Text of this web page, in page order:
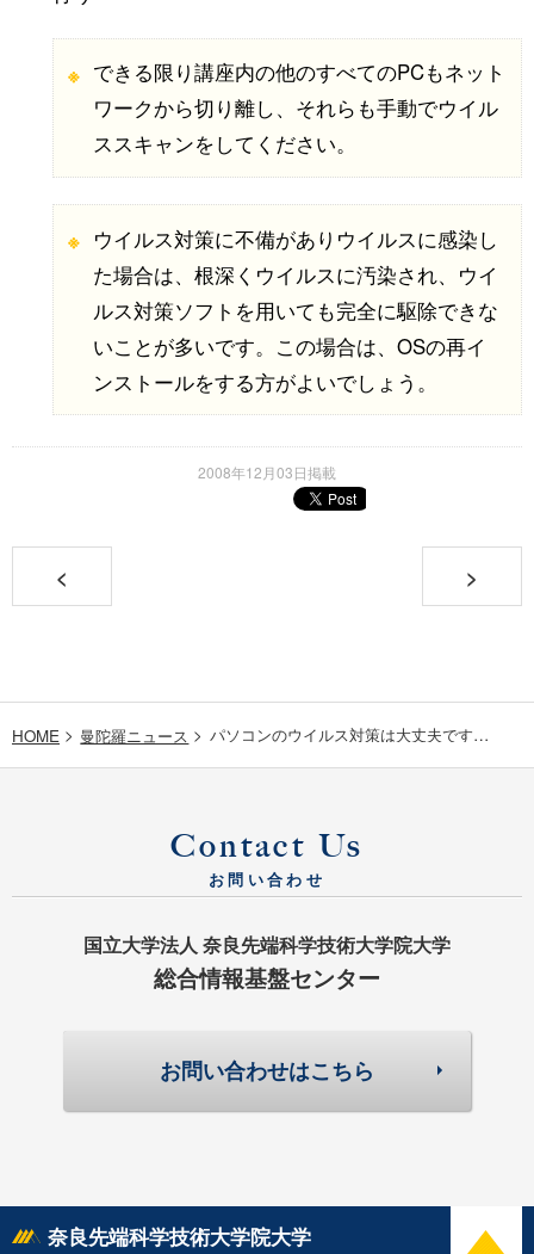
できる限り講座内の他のすべてのPCもネット
ワークから切り離し、それらも手動でウイル
ススキャンをしてください。
ウイルス対策に不備がありウイルスに感染し
た場合は、根深くウイルスに汚染され、ウイ
ルス対策ソフトを用いても完全に駆除できな
いことが多いです。この場合は、OSの再イ
ンストールをする方がよいでしょう。
2008年12月03日掲載
< >
曼陀羅ニュース パソコンのウイルス対策は大丈夫ですか？
Contact Us
お問い合わせ
国立大学法人 奈良先端科学技術大学院大学
総合情報基盤センター
お問い合わせはこちら
奈良先端科学技術大学院大学